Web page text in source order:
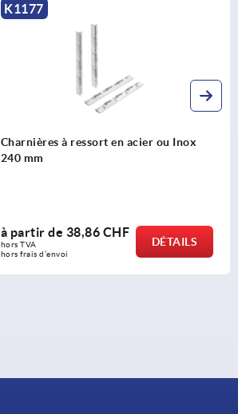
K1177
Charnières à ressort en acier ou Inox
240 mm
à partir de 38,86 CHF
hors TVA
hors frais d’envoi
DÉTAILS